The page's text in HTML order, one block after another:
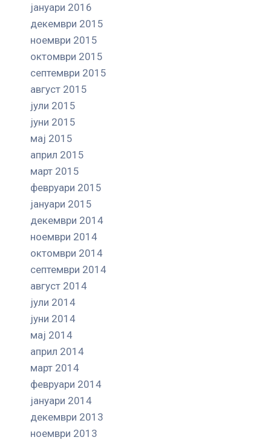
јануари 2016
декември 2015
ноември 2015
октомври 2015
септември 2015
август 2015
јули 2015
јуни 2015
мај 2015
април 2015
март 2015
февруари 2015
јануари 2015
декември 2014
ноември 2014
октомври 2014
септември 2014
август 2014
јули 2014
јуни 2014
мај 2014
април 2014
март 2014
февруари 2014
јануари 2014
декември 2013
ноември 2013